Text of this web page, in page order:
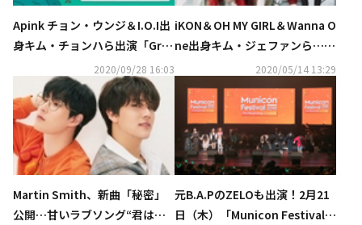
Apink チョン・ウンジ＆I.O.I出
身キム・チョンハら出演「Gra
nd Mint Festival 2020」10月2
4日＆25日開催
2020/09/28 16:03
iKON＆OH MY GIRL＆Wanna O
ne出身キム・ジェファンら…オ
ンラインコンサート「Trip to K
-POP」に参加
2020/05/14 13:29
Martin Smith、新曲「秘密」
公開…甘いラブソング“君は僕
元B.A.PのZELOも出演！2月21
日（木）「Municon Festival」